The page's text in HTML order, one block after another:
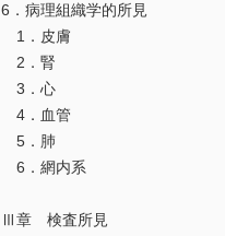
6．病理組織学的所見
1．皮膚
2．腎
3．心
4．血管
5．肺
6．網内系
Ⅲ章 検査所見